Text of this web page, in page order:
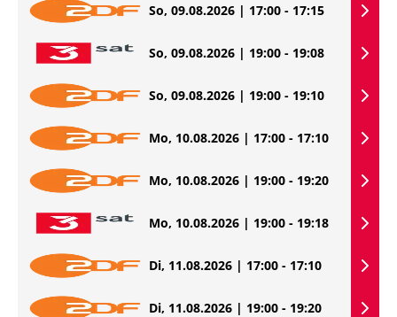
So, 09.08.2026 | 17:00 - 17:15
So, 09.08.2026 | 19:00 - 19:08
So, 09.08.2026 | 19:00 - 19:10
Mo, 10.08.2026 | 17:00 - 17:10
Mo, 10.08.2026 | 19:00 - 19:20
Mo, 10.08.2026 | 19:00 - 19:18
Di, 11.08.2026 | 17:00 - 17:10
Di, 11.08.2026 | 19:00 - 19:20